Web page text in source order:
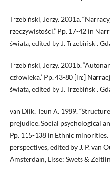
Trzebiński, Jerzy. 2001a.
rzeczywistości.” Pp. 17-42 in
świata, edited by J. Trzebiński.
Trzebiński, Jerzy. 2001b.
człowieka.” Pp. 43-80 [in:]
świata, edited by J. Trzebiński.
van Dijk, Teun A. 1989.
prejudice. Social psychological
Pp. 115-138 in Ethnic minorities.
perspectives, edited by J. P. van
Amsterdam, Lisse: Swets &